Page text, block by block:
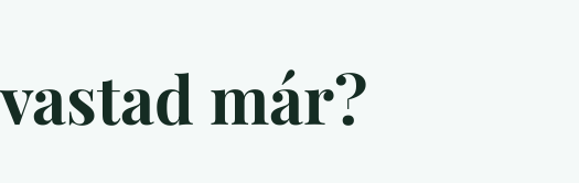
már?